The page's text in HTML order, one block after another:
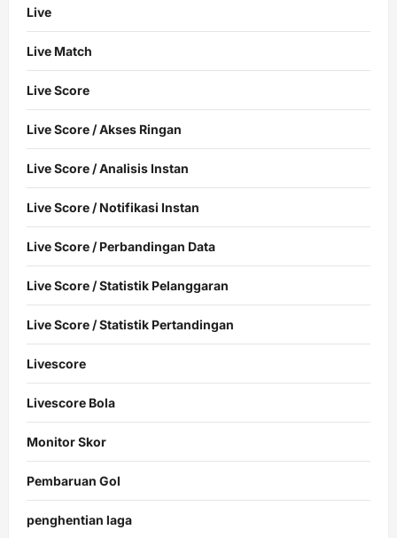
Live
Live Match
Live Score
Live Score / Akses Ringan
Live Score / Analisis Instan
Live Score / Notifikasi Instan
Live Score / Perbandingan Data
Live Score / Statistik Pelanggaran
Live Score / Statistik Pertandingan
Livescore
Livescore Bola
Monitor Skor
Pembaruan Gol
penghentian laga